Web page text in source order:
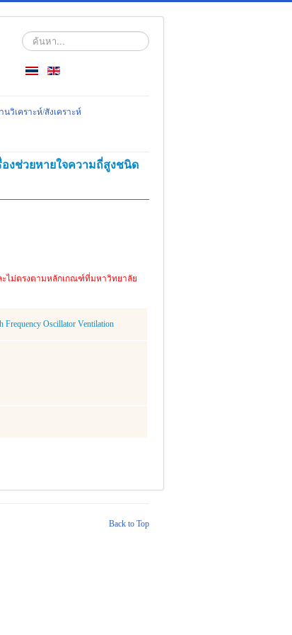
ค้นหา...
นวิเคราะห์/สังเคราะห์
องช่วยหายใจความถี่สูงชนิด
ะไม่ตรงตามหลักเกณฑ์ที่มหาวิทยาลัย
Oscillator Ventilation
Back to Top